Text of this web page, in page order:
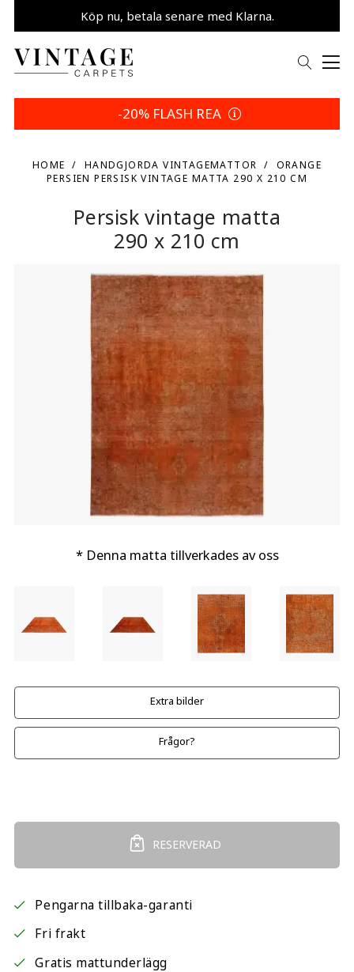
Spara 5 % | Dina returvillkor
Köp nu, betala senare med Klarna.
-20% FLASH REA
HOME HANDGJORDA VINTAGEMATTOR
ORANGE
PERSIEN PERSISK VINTAGE MATTA 290 X 210 CM
Persisk vintage matta
290 x 210 cm
* Denna matta tillverkades av oss
Extra bilder
Frågor?
RESERVERAD
Pengarna tillbaka-garanti
Fri frakt
Gratis mattunderlägg